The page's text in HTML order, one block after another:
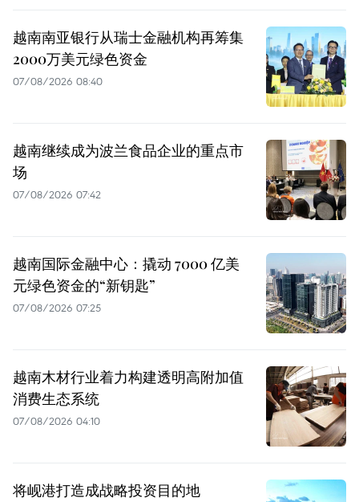
越南南亚银行从瑞士金融机构再筹集
2000万美元绿色资金
07/08/2026 08:40
越南继续成为波兰食品企业的重点市
场
07/08/2026 07:42
越南国际金融中心：撬动 7000 亿美
元绿色资金的“新钥匙”
07/08/2026 07:25
越南木材行业着力构建透明高附加值
消费生态系统
07/08/2026 04:10
将岘港打造成战略投资目的地